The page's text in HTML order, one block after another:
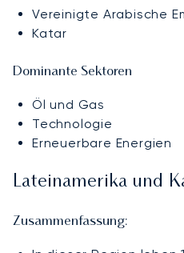
Vereinigte Arabische
Katar
Dominante Sektoren
Öl und Gas
Technologie
Erneuerbare Energien
Lateinamerika und
Zusammenfassung: